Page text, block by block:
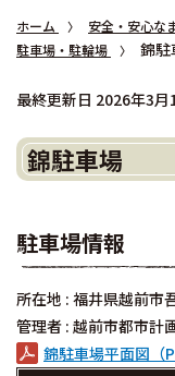
ホーム 安全・安心な
駐車場・駐輪場
錦駐
最終更新日 2026年3月
錦駐車場
駐車場情報
所在地 : 福井県越前市
管理者 : 越前市都市計
錦駐車場平面図（